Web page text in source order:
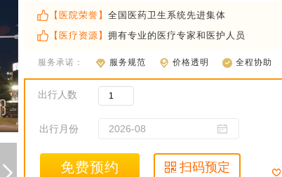
【医院荣誉】 全国医药卫生系统先进集体
【医疗资源】 拥有专业的医疗专家和医护人员
服务承诺： 服务规范 价格透明 全程协助
出行人数
出行月份
免费预约 扫码预定